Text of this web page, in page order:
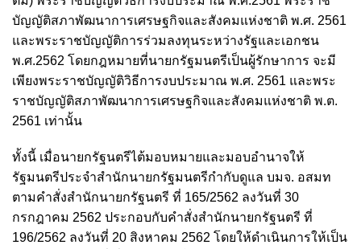
บัญญัติสภาพัฒนาการเศรษฐกิจและสังคมแห่งชาติ พ.ศ. 2561
และพระราชบัญญัติการร่วมลงทุนระหว่างรัฐและเอกชน
พ.ศ.2562 โดยกฎหมายที่นายกรัฐมนตรีเป็นผู้รักษาการ จะมี
เพียงพระราชบัญญัติวิธีการงบประมาณ พ.ศ. 2561 และพระ
ราชบัญญัติสภาพัฒนาการเศรษฐกิจและสังคมแห่งชาติ พ.ต.
2561 เท่านั้น
ทั้งนี้ เมื่อนายกรัฐนตรีไต้มอบหมายและมอบอำนาจให้
รัฐมนตรีประจำสำนักนายกรัฐมนตรีกำกับดูแล บมจ. อสมท
ตามคำสั่งสำนักนายกรัฐนตรี ที่ 165/2562 ลงวันที่ 30
กรกฎาคม 2562 ประกอบกับคำสั่งสำนักนายกรัฐนตรี ที่
196/2562 ลงวันที่ 20 สิงหาคม 2562 โดยให้ดำเนินการให้เป็น